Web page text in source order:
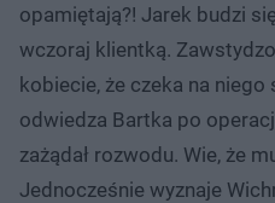
opamiętają?! Jarek budzi
wczoraj klientką.
kobiecie, że czeka na niego
odwiedza Bartka po
zażądał rozwodu. Wie, że
Jednocześnie wyznaje